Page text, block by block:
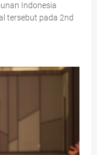
Indonesia
tersebut pada 2nd